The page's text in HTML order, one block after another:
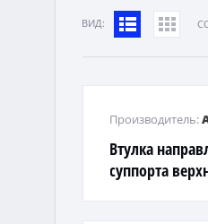
ВИД:
Втулка
суппорта
Производитель: